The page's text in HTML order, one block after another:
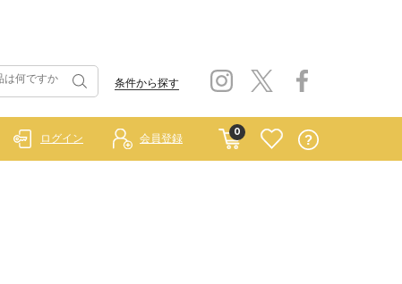
条件から探す
0
ログイン 会員登録